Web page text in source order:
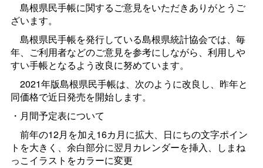
島根県民手帳に関するご意見をいただきありがとうご
ざいます。
島根県民手帳を発行している島根県統計協会では、毎
年、ご利用者などのご意見を参考にしながら、利用しや
すい手帳となるよう改良に努めています。
2021年版島根県民手帳は、次のように改良し、昨年と
同価格で近日発売を開始します。
・月間予定表について
前年の12月を加え16カ月に拡大、日にちの文字ポイン
トを大きく、余白部分に翌月カレンダーを挿入、しまね
っこイラストをカラーに変更